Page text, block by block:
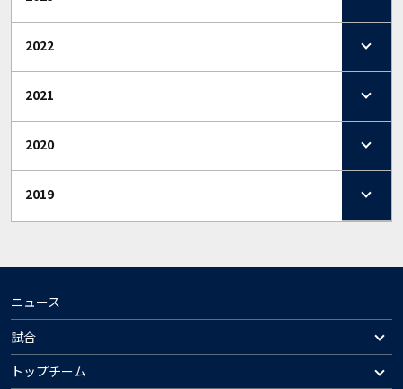
2022
2021
2020
2019
ニュース
試合
トップチーム